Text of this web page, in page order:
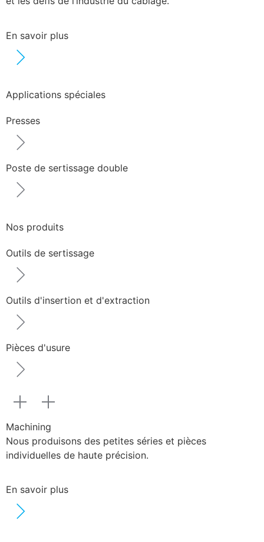
En savoir plus
Applications spéciales
Presses
Poste de sertissage double
Nos produits
Outils de sertissage
Outils d'insertion et d'extraction
Pièces d'usure
Machining
Nous produisons des petites séries et pièces
individuelles de haute précision.
En savoir plus